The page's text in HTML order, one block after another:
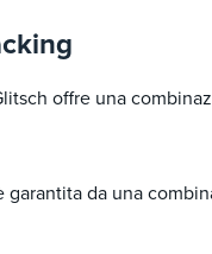
offre una
da una